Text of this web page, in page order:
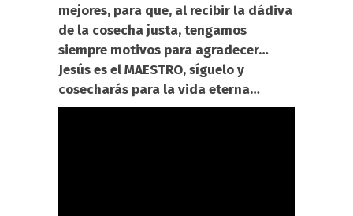
mejores, para que, al recibir la dádiva
de la cosecha justa, tengamos
siempre motivos para agradecer…
Jesús es el MAESTRO, síguelo y
cosecharás para la vida eterna…